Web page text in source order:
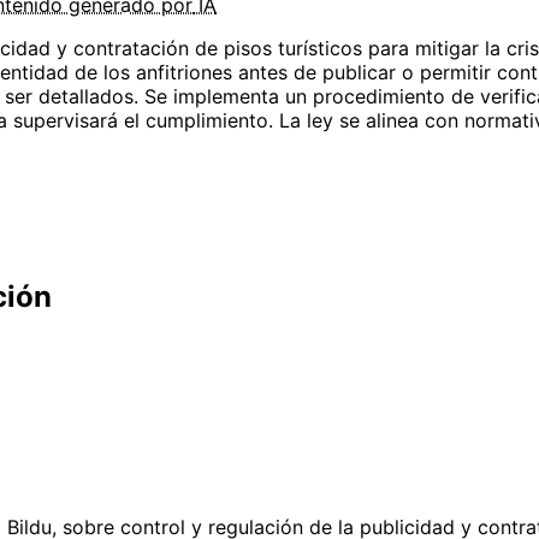
y contratación de pisos turísticos para mitigar la
de los anfitriones antes de publicar o permitir
detallados. Se implementa un procedimiento de
el cumplimiento. La ley se alinea con
sobre control y regulación de la publicidad y